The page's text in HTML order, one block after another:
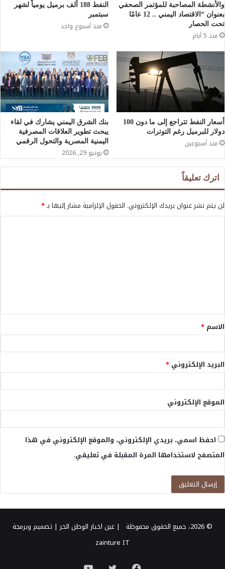
والأنشطة المصاحبة للمؤتمر الصحفي
بعنوان “الاقتصاد اليمني .. 12 عامًا
تحت الحصار
منذ 5 أيام
النفط 188 ألف برميل يومياً لشهر
سبتمبر
منذ أسبوع واحد
أسعار النفط تتراجع إلى ما دون 100
دولار للبرميل رغم التوترات
منذ أسبوعين
بنك الشرق اليمني يشارك في لقاء
يبحث تطوير العلاقات المصرفية
اليمنية المصرية والتحول الرقمي
يونيو 29, 2026
اترك تعليقاً
لن يتم نشر عنوان بريدك الإلكتروني. الحقول الإلزامية مشار إليها بـ*
ق
*
الاسم *
البريد الإلكتروني *
الموقع الإلكتروني
احفظ اسمي، بريدي الإلكتروني، والموقع الإلكتروني في هذا
المتصفح لاستخدامها المرة المقبلة في تعليقي.
© 2026، جميع الحقوق محفوظة | عين اخبار الوطن الحر| تصميم وبرمجة
zainture IT